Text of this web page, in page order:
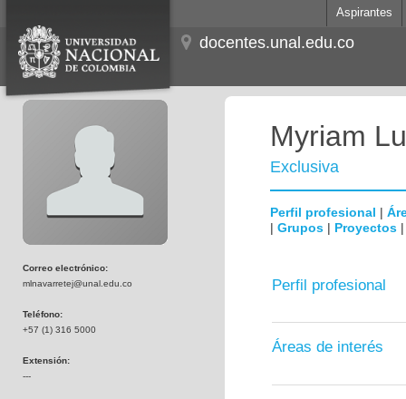
Aspirantes
docentes.unal.edu.co
Correo electrónico:
mlnavarretej@unal.edu.co
Teléfono:
+57 (1) 316 5000
Extensión:
---
Myriam
Exclusiva
Perfil profesional |
| Grupos | Proyectos
Perfil profesional
Áreas de interés